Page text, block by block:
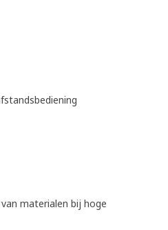
materialen bij hoge